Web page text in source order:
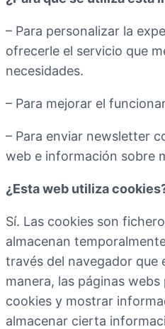
– Para personalizar la
ofrecerle el servicio que
necesidades.
– Para mejorar el
– Para enviar newsletter
web e información sobre
¿Esta web utiliza
Sí. Las cookies son
almacenan
través del navegador que
manera, las páginas
cookies y mostrar
almacenar cierta